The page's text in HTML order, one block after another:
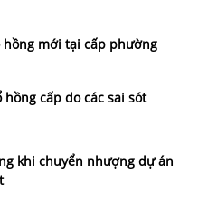
mới tại cấp phường
cấp do các sai sót
khi chuyển nhượng dự án